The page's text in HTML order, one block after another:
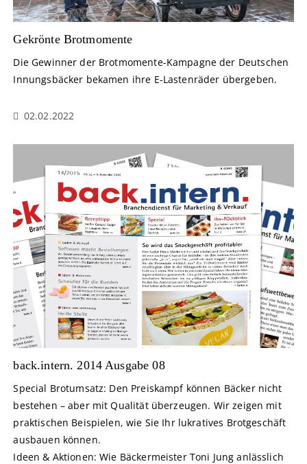
Gekrönte Brotmomente
Die Gewinner der Brotmomente-Kampagne der Deutschen
Innungsbäcker bekamen ihre E-Lastenräder übergeben.
02.02.2022
back.intern. 2014 Ausgabe 08
Special Brotumsatz: Den Preiskampf können Bäcker nicht
bestehen – aber mit Qualität überzeugen. Wir zeigen mit
praktischen Beispielen, wie Sie Ihr lukratives Brotgeschäft
ausbauen können.
Ideen & Aktionen: Wie Bäckermeister Toni Jung anlässlich